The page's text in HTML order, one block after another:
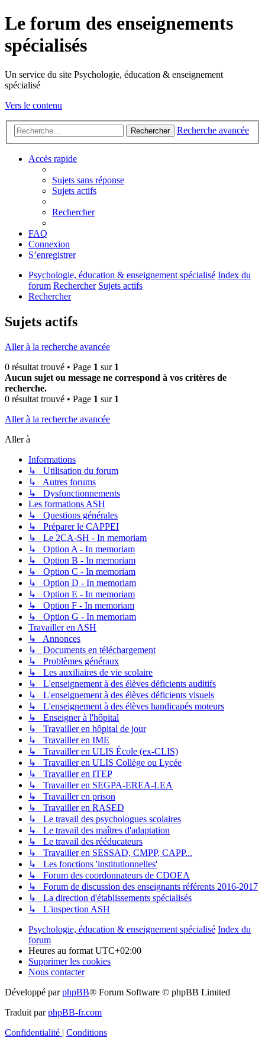
Le forum des enseignements
spécialisés
Un service du site Psychologie, éducation & enseignement
spécialisé
Vers le contenu
Rechercher Recherche avancée
Accès rapide
Sujets sans réponse
Sujets actifs
Rechercher
FAQ
Connexion
S’enregistrer
Psychologie, éducation & enseignement spécialisé Index du
forum Rechercher Sujets actifs
Rechercher
Sujets actifs
Aller à la recherche avancée
0 résultat trouvé • Page 1 sur 1
Aucun sujet ou message ne correspond à vos critères de
recherche.
0 résultat trouvé • Page 1 sur 1
Aller à la recherche avancée
Aller à
Informations
↳ Utilisation du forum
↳ Autres forums
↳ Dysfonctionnements
Les formations ASH
↳ Questions générales
↳ Préparer le CAPPEI
↳ Le 2CA-SH - In memoriam
↳ Option A - In memoriam
↳ Option B - In memoriam
↳ Option C - In memoriam
↳ Option D - In memoriam
↳ Option E - In memoriam
↳ Option F - In memoriam
↳ Option G - In memoriam
Travailler en ASH
↳ Annonces
↳ Documents en téléchargement
↳ Problèmes généraux
↳ Les auxiliaires de vie scolaire
↳ L'enseignement à des élèves déficients auditifs
↳ L'enseignement à des élèves déficients visuels
↳ L'enseignement à des élèves handicapés moteurs
↳ Enseigner à l'hôpital
↳ Travailler en hôpital de jour
↳ Travailler en IME
↳ Travailler en ULIS École (ex-CLIS)
↳ Travailler en ULIS Collège ou Lycée
↳ Travailler en ITEP
↳ Travailler en SEGPA-EREA-LEA
↳ Travailler en prison
↳ Travailler en RASED
↳ Le travail des psychologues scolaires
↳ Le travail des maîtres d'adaptation
↳ Le travail des rééducateurs
↳ Travailler en SESSAD, CMPP, CAPP...
↳ Les fonctions 'institutionnelles'
↳ Forum des coordonnateurs de CDOEA
↳ Forum de discussion des enseignants référents 2016-2017
↳ La direction d'établissements spécialisés
↳ L'inspection ASH
Psychologie, éducation & enseignement spécialisé Index du
forum
Heures au format UTC+02:00
Supprimer les cookies
Nous contacter
Développé parphpBB® Forum Software © phpBB Limited
Traduit parphpBB-fr.com
Confidentialité | Conditions